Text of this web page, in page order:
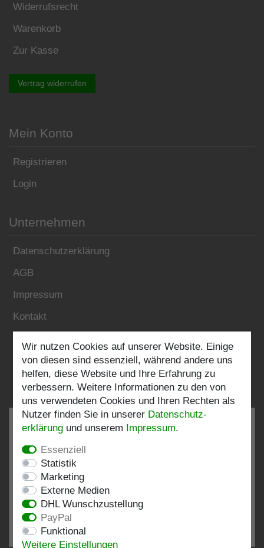
Widerrufsrecht
Warenkorb
Zur Kasse
Vertrag widerrufen
Mein Konto
Registrieren
Login
Unternehmen
Datenschutzerklärung
AGB
Impressum
Kontakt
Folgen Sie uns:
bei: shopvote.de, Amazon
Bewertungsprofil bei SHOPVOTE.DE ansehen
Informationen zur Echtheit von Kundenbewertungen
Wir nutzen Cookies auf unserer Website. Einige
von diesen sind essenziell, während andere uns
helfen, diese Website und Ihre Erfahrung zu
verbessern. Weitere Informationen zu den von
uns verwendeten Cookies und Ihren Rechten als
Nutzer finden Sie in unserer Daten­schutz­
erklärung und unserem Impressum.
Essenziell
Statistik
Marketing
Externe Medien
DHL Wunschzustellung
PayPal
Funktional
Weitere Einstellungen